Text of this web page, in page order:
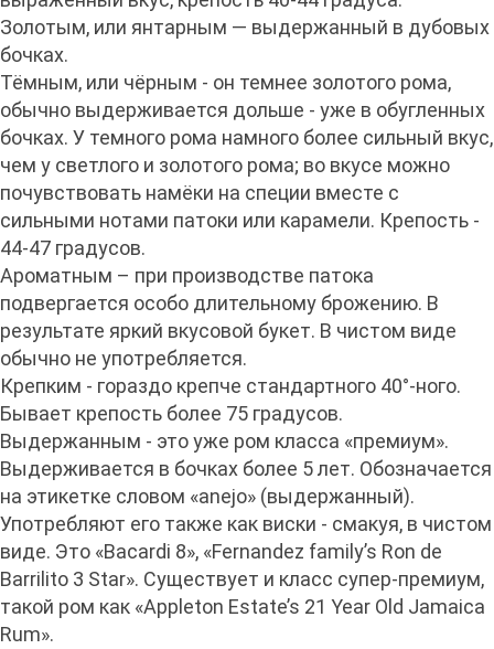
Золотым, или янтарным — выдержанный в дубовых
бочках.
Тёмным, или чёрным - он темнее золотого рома,
обычно выдерживается дольше - уже в обугленных
бочках. У темного рома намного более сильный вкус,
чем у светлого и золотого рома; во вкусе можно
почувствовать намёки на специи вместе с
сильными нотами патоки или карамели. Крепость -
44-47 градусов.
Ароматным – при производстве патока
подвергается особо длительному брожению. В
результате яркий вкусовой букет. В чистом виде
обычно не употребляется.
Крепким - гораздо крепче стандартного 40°-ного.
Бывает крепость более 75 градусов.
Выдержанным - это уже ром класса «премиум».
Выдерживается в бочках более 5 лет. Обозначается
на этикетке словом «anejo» (выдержанный).
Употребляют его также как виски - смакуя, в чистом
виде. Это «Bacardi 8», «Fernandez family’s Ron de
Barrilito 3 Star». Существует и класс супер-премиум,
такой ром как «Appleton Estate’s 21 Year Old Jamaica
Rum».